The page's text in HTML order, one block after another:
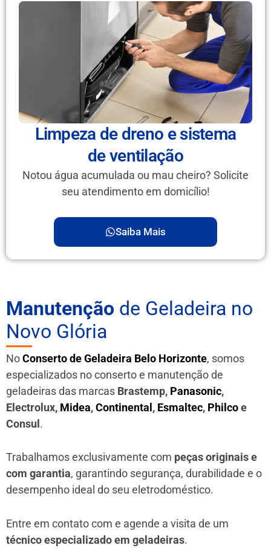
Limpeza de dreno e sistema
de ventilação
Notou água acumulada ou mau cheiro? Solicite
seu atendimento em domicílio!
Saiba Mais
Manutenção de Geladeira no
Novo Glória
NoConserto de Geladeira Belo Horizonte, somos
especializados no conserto e manutenção de
geladeiras das marcas Brastemp, Panasonic,
Electrolux, Midea,Continental, Esmaltec, Philcoe
Consul.
Trabalhamos exclusivamente com peças originais e
com garantia, garantindo segurança, durabilidade e o
desempenho ideal do seu eletrodoméstico.
Entre em contato com e agende a visita de um
técnico especializado em geladeiras.